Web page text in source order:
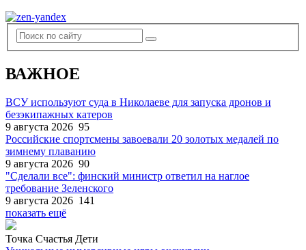
ВАЖНОЕ
ВСУ используют суда в Николаеве для запуска дронов и
безэкипажных катеров
9 августа 2026 95
Российские спортсмены завоевали 20 золотых медалей по
зимнему плаванию
9 августа 2026 90
"Сделали все": финский министр ответил на наглое
требование Зеленского
9 августа 2026 141
показать ещё
Точка Счастья Дети